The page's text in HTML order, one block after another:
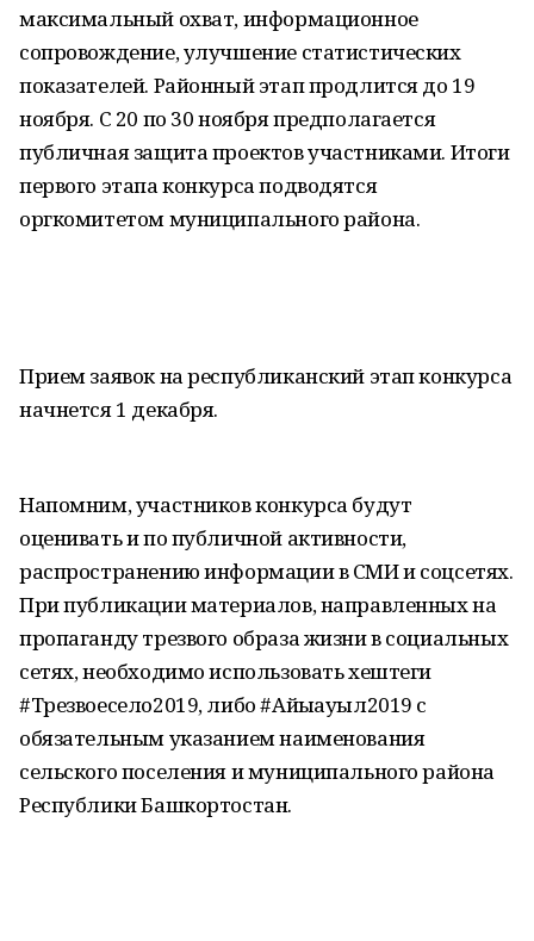
максимальный охват, информационное
сопровождение, улучшение статистических
показателей. Районный этап продлится до 19
ноября. С 20 по 30 ноября предполагается
публичная защита проектов участниками. Итоги
первого этапа конкурса подводятся
оргкомитетом муниципального района.
Прием заявок на республиканский этап конкурса
начнется 1 декабря.
Напомним, участников конкурса будут
оценивать и по публичной активности,
распространению информации в СМИ и соцсетях.
При публикации материалов, направленных на
пропаганду трезвого образа жизни в социальных
сетях, необходимо использовать хештеги
#Трезвоесело2019, либо #Айыҡауыл2019 с
обязательным указанием наименования
сельского поселения и муниципального района
Республики Башкортостан.